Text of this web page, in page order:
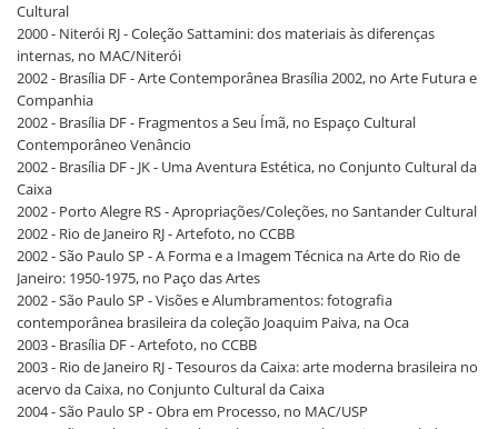
Cultural
2000 - Niterói RJ - Coleção Sattamini: dos materiais às diferenças
internas, no MAC/Niterói
2002 - Brasília DF - Arte Contemporânea Brasília 2002, no Arte Futura e
Companhia
2002 - Brasília DF - Fragmentos a Seu Ímã, no Espaço Cultural
Contemporâneo Venâncio
2002 - Brasília DF - JK - Uma Aventura Estética, no Conjunto Cultural da
Caixa
2002 - Porto Alegre RS - Apropriações/Coleções, no Santander Cultural
2002 - Rio de Janeiro RJ - Artefoto, no CCBB
2002 - São Paulo SP - A Forma e a Imagem Técnica na Arte do Rio de
Janeiro: 1950-1975, no Paço das Artes
2002 - São Paulo SP - Visões e Alumbramentos: fotografia
contemporânea brasileira da coleção Joaquim Paiva, na Oca
2003 - Brasília DF - Artefoto, no CCBB
2003 - Rio de Janeiro RJ - Tesouros da Caixa: arte moderna brasileira no
acervo da Caixa, no Conjunto Cultural da Caixa
2004 - São Paulo SP - Obra em Processo, no MAC/USP